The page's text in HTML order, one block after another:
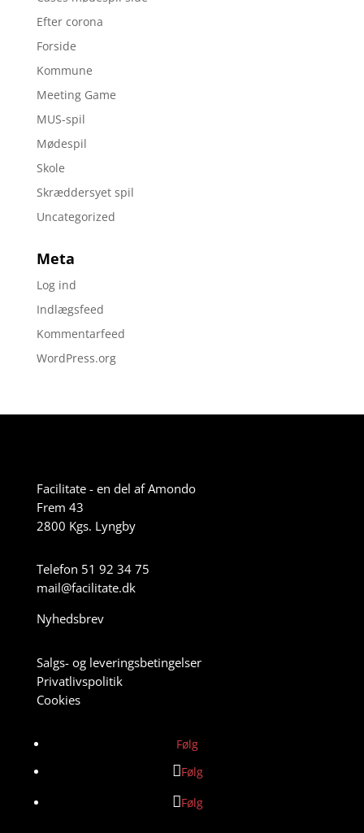
Efter corona
Forside
Kommune
Meeting Game
MUS-spil
Mødespil
Skole
Skræddersyet spil
Uncategorized
Meta
Log ind
Indlægsfeed
Kommentarfeed
WordPress.org
Facilitate - en del af Amondo
Frem 43
2800 Kgs. Lyngby
Telefon 51 92 34 75
mail@facilitate.dk
Nyhedsbrev
Salgs- og leveringsbetingelser
Privatlivspolitik
Cookies
Følg
Følg
Følg